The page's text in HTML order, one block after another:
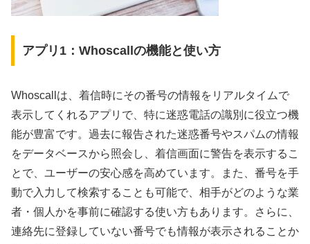
アプリ1：Whoscallの機能と使い方
Whoscallは、着信時にその番号の情報をリアルタイムで
表示してくれるアプリで、特に迷惑電話の識別に役立つ機
能が豊富です。過去に報告された迷惑番号やスパムの情報
をデータベースから照会し、着信画面に警告を表示するこ
とで、ユーザーの安心感を高めています。また、番号を手
動で入力して検索することも可能で、相手がどのような業
者・個人かを事前に確認する使い方もあります。さらに、
連絡先に登録していない番号でも情報が表示されることか